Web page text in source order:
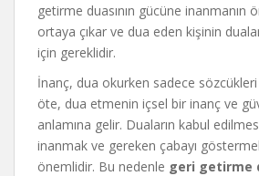
getirme duasının gücüne inanmanın
ortaya çıkar ve dua eden kişinin
için gereklidir.
İnanç, dua okurken sadece
öte, dua etmenin içsel bir inanç ve
anlamına gelir. Duaların kabul
inanmak ve gereken çabayı
önemlidir. Bu nedenle geri getirme